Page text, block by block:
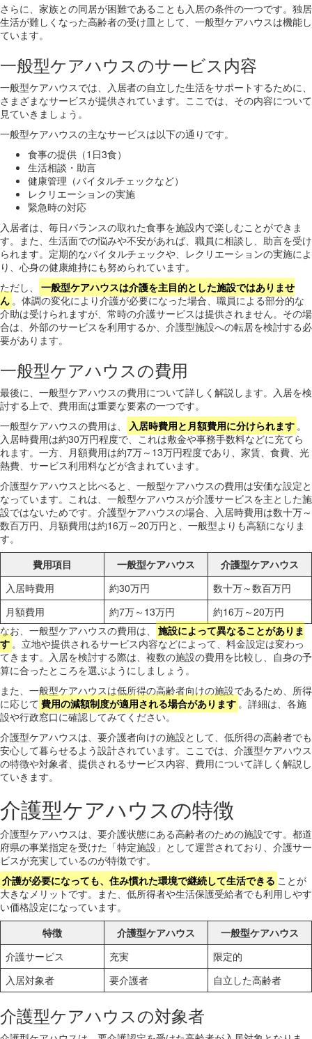
さらに、家族との同居が困難であることも入居の条件の一つです。独居
生活が難しくなった高齢者の受け皿として、一般型ケアハウスは機能し
ています。
一般型ケアハウスのサービス内容
一般型ケアハウスでは、入居者の自立した生活をサポートするために、
さまざまなサービスが提供されています。ここでは、その内容について
見ていきましょう。
一般型ケアハウスの主なサービスは以下の通りです。
食事の提供（1日3食）
生活相談・助言
健康管理（バイタルチェックなど）
レクリエーションの実施
緊急時の対応
入居者は、毎日バランスの取れた食事を施設内で楽しむことができま
す。また、生活面での悩みや不安があれば、職員に相談し、助言を受け
られます。定期的なバイタルチェックや、レクリエーションの実施によ
り、心身の健康維持にも努められています。
ただし、
一般型ケアハウスは介護を主目的とした施設ではありませ
ん 。体調の変化により介護が必要になった場合、職員による部分的な
介助は受けられますが、常時の介護サービスは提供されません。その場
合は、外部のサービスを利用するか、介護型施設への転居を検討する必
要があります。
一般型ケアハウスの費用
最後に、一般型ケアハウスの費用について詳しく解説します。入居を検
討する上で、費用面は重要な要素の一つです。
一般型ケアハウスの費用は、
入居時費用と月額費用に分けられます 。
入居時費用は約30万円程度で、これは敷金や事務手数料などに充てら
れます。一方、月額費用は約7万～13万円程度であり、家賃、食費、光
熱費、サービス利用料などが含まれています。
介護型ケアハウスと比べると、一般型ケアハウスの費用は安価な設定と
なっています。これは、一般型ケアハウスが介護サービスを主とした施
設ではないためです。介護型ケアハウスの場合、入居時費用は数十万～
数百万円、月額費用は約16万～20万円と、一般型よりも高額になりま
す。
費用項目
一般型ケアハウス
介護型ケアハウス
入居時費用
約30万円
数十万～数百万円
月額費用
約7万～13万円
約16万～20万円
なお、一般型ケアハウスの費用は、
施設によって異なることがありま
す 。立地や提供されるサービス内容などによって、料金設定は変わっ
てきます。入居を検討する際は、複数の施設の費用を比較し、自身の予
算に合ったところを選ぶようにしましょう。
また、一般型ケアハウスは低所得の高齢者向けの施設であるため、所得
に応じて 費用の減額制度が適用される場合があります 。詳細は、各施
設や行政窓口に確認してみてください。
介護型ケアハウスは、要介護者向けの施設として、低所得の高齢者でも
安心して暮らせるよう設計されています。ここでは、介護型ケアハウス
の特徴や対象者、提供されるサービス内容、費用について詳しく解説し
ていきます。
介護型ケアハウスの特徴
介護型ケアハウスは、要介護状態にある高齢者のための施設です。都道
府県の事業指定を受けた「特定施設」として運営されており、介護サー
ビスが充実しているのが特徴です。
介護が必要になっても、住み慣れた環境で継続して生活できる ことが
大きなメリットです。また、低所得者や生活保護受給者でも利用しやす
い価格設定になっています。
特徴
介護型ケアハウス
一般型ケアハウス
介護サービス
充実
限定的
入居対象者
要介護者 自立した高齢者
介護型ケアハウスの対象者